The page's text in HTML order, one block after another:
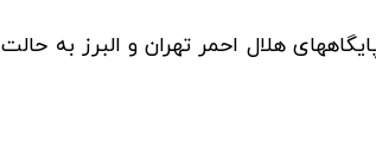
اعلام کرد که پایگاههای هلال احمر تهران و البرز به حالت